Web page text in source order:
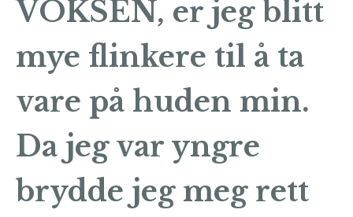
VOKSEN, er jeg blitt
mye flinkere til å ta
vare på huden min.
Da jeg var yngre
brydde jeg meg rett